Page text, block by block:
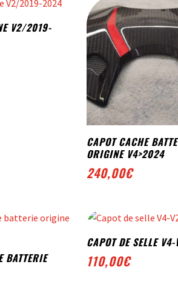
V2/2019-
CAPOT CACHE
ORIGINE V4>2024
240,00€
BATTERIE
CAPOT DE SELLE
110,00€